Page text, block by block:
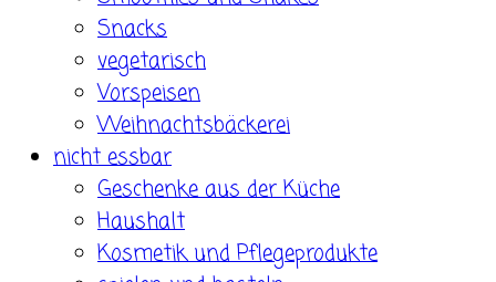
Snacks
vegetarisch
Vorspeisen
Weihnachtsbäckerei
nicht essbar
Geschenke aus der Küche
Haushalt
Kosmetik und Pflegeprodukte